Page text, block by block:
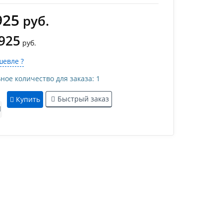
руб.
руб.
?
количество для заказа: 1
Купить Быстрый заказ